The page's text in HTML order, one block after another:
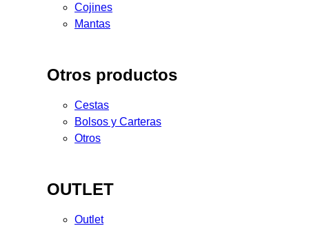
Cojines
Mantas
Otros productos
Cestas
Bolsos y Carteras
Otros
OUTLET
Outlet